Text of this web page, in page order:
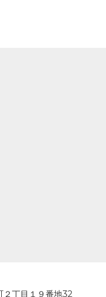
丁目１９番地32